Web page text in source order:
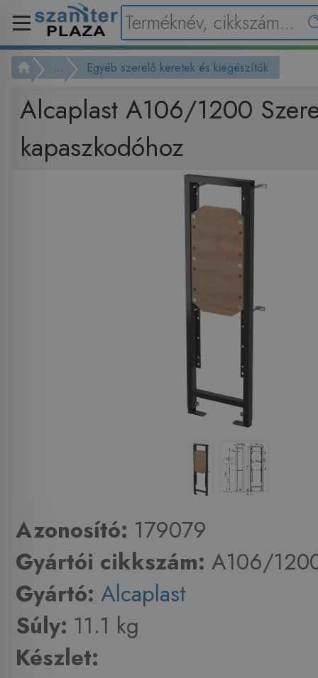
... Egyéb szerelő keretek és kiegészítők
Alcaplast A106/1200
kapaszkodóhoz
Azonosító: 179079
Gyártói cikkszám: A106/
Gyártó: Alcaplast
Súly: 11.1 kg
Készlet: